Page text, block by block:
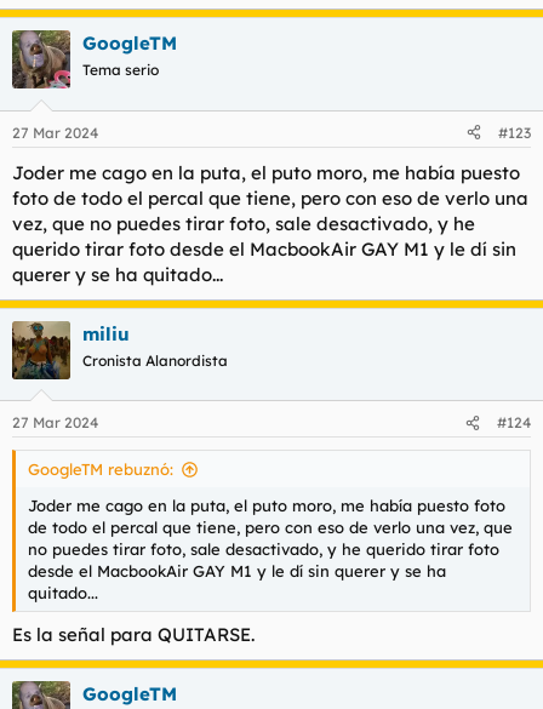
GoogleTM
Tema serio
27 Mar 2024 #123
Joder me cago en la puta, el puto moro, me había puesto
foto de todo el percal que tiene, pero con eso de verlo una
vez, que no puedes tirar foto, sale desactivado, y he
querido tirar foto desde el MacbookAir GAY M1 y le dí sin
querer y se ha quitado...
miliu
Cronista Alanordista
27 Mar 2024 #124
GoogleTM rebuznó:
Joder me cago en la puta, el puto moro, me había puesto foto
de todo el percal que tiene, pero con eso de verlo una vez, que
no puedes tirar foto, sale desactivado, y he querido tirar foto
desde el MacbookAir GAY M1 y le dí sin querer y se ha
quitado...
Es la señal para QUITARSE.
GoogleTM